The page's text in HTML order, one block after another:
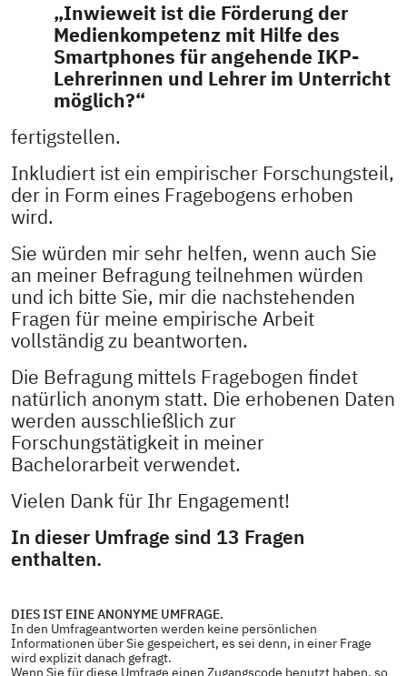
„Inwieweit ist die Förderung der
Medienkompetenz mit Hilfe des
Smartphones für angehende IKP-
Lehrerinnen und Lehrer im Unterricht
möglich?“
fertigstellen.
Inkludiert ist ein empirischer Forschungsteil,
der in Form eines Fragebogens erhoben
wird.
Sie würden mir sehr helfen, wenn auch Sie
an meiner Befragung teilnehmen würden
und ich bitte Sie, mir die nachstehenden
Fragen für meine empirische Arbeit
vollständig zu beantworten.
Die Befragung mittels Fragebogen findet
natürlich anonym statt. Die erhobenen Daten
werden ausschließlich zur
Forschungstätigkeit in meiner
Bachelorarbeit verwendet.
Vielen Dank für Ihr Engagement!
In dieser Umfrage sind 13 Fragen
enthalten.
DIES IST EINE ANONYME UMFRAGE.
In den Umfrageantworten werden keine persönlichen
Informationen über Sie gespeichert, es sei denn, in einer Frage
wird explizit danach gefragt.
Wenn Sie für diese Umfrage einen Zugangscode benutzt haben, so